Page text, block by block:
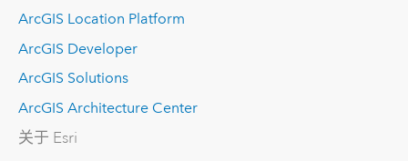
ArcGIS Location Platform
ArcGIS Developer
ArcGIS Solutions
ArcGIS Architecture Center
关于 Esri